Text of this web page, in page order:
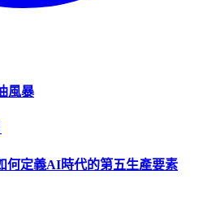
風暴
定義AI時代的第五生產要素